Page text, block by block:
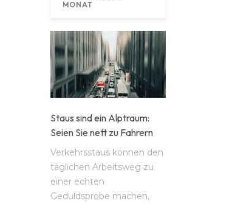
MONAT
Staus sind ein Alptraum:
Seien Sie nett zu Fahrern
Verkehrsstaus können den
täglichen Arbeitsweg zu
einer echten
Geduldsprobe machen,